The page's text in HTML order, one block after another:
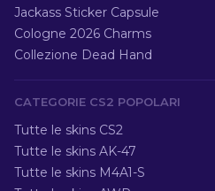
Jackass Sticker Capsule
Cologne 2026 Charms
Collezione Dead Hand
CATEGORIE CS2 POPOLARI
Tutte le skins CS2
Tutte le skins AK-47
Tutte le skins M4A1-S